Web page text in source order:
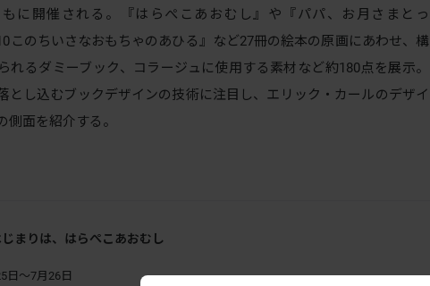
に開催される。『はらぺこあおむし』や『パパ、お月さまとっ
このちいさなおもちゃのあひる』など27冊の絵本の原画にあわせ、構
れるダミーブック、コラージュに使用する素材など約180点を展示。
とし込むブックデザインの技術に注目し、エリック・カールのデザイ
側面を紹介する。
まりは、はらぺこあおむし
日～7月26日